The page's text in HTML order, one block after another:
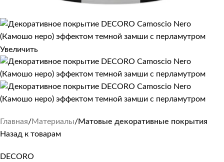
Увеличить
Главная Материалы
Матовые декоративные покрытия
Назад к товарам
DECORO